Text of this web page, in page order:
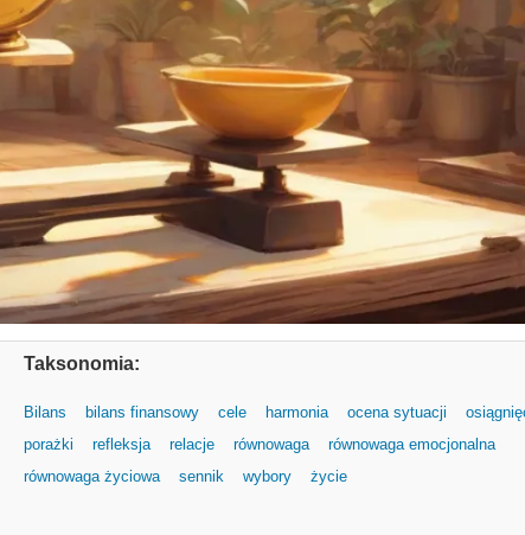
Taksonomia:
Bilans bilans finansowy cele harmonia ocena sytuacji
porażki
refleksja relacje równowaga
równowaga emocjonalna
równowaga życiowa
sennik wybory życie